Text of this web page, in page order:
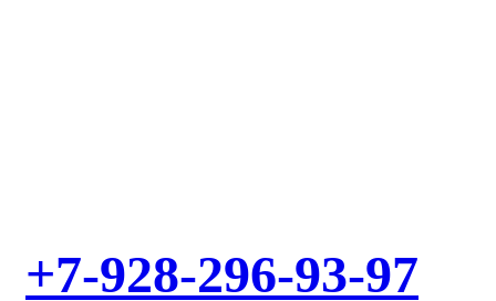
+7-928-296-93-97